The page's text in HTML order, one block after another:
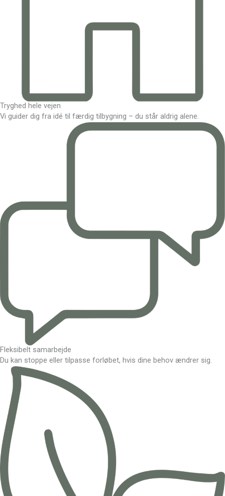
Tryghed hele vejen
Vi guider dig fra idé til færdig tilbygning – du står aldrig alene.
Fleksibelt samarbejde
Du kan stoppe eller tilpasse forløbet, hvis dine behov ændrer sig.